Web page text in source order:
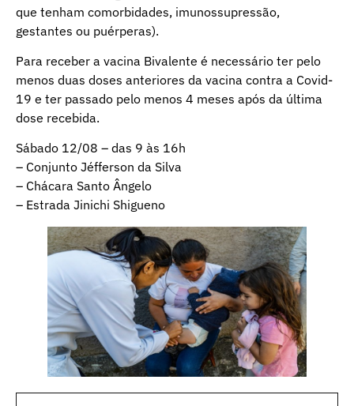
que tenham comorbidades, imunossupressão,
gestantes ou puérperas).
Para receber a vacina Bivalente é necessário ter pelo
menos duas doses anteriores da vacina contra a Covid-
19 e ter passado pelo menos 4 meses após da última
dose recebida.
Sábado 12/08 – das 9 às 16h
– Conjunto Jéfferson da Silva
– Chácara Santo Ângelo
– Estrada Jinichi Shigueno